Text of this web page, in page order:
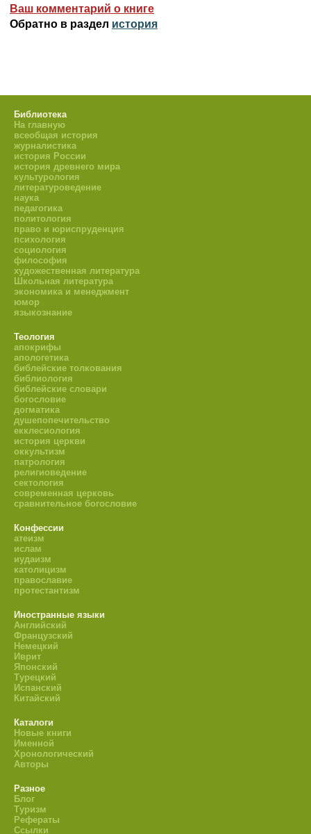
Ваш комментарий о книге
Обратно в раздел история
Библиотека
На главную
всеобщая история
журналистика
история России
история древнего мира
культурология
литературоведение
наука
педагогика
политология
право и юриспруденция
психология
социология
философия
художественная литература
Школьная литература
экономика и менеджмент
юмор
языкознание
Теология
апокрифы
апологетика
библейские толкования
библиология
библейские словари
богословие
догматика
душепопечительство
екклесиология
история церкви
оккультизм
патрология
религиоведение
сектология
современная церковь
сравнительное богословие
Конфессии
атеизм
ислам
иудаизм
католицизм
православие
протестантизм
Иностранные языки
Английский
Французский
Немецкий
Иврит
Японский
Турецкий
Испанский
Китайский
Каталоги
Новые книги
Именной
Хронологический
Авторы
Разное
Блог
Туризм
Рефераты
Ссылки